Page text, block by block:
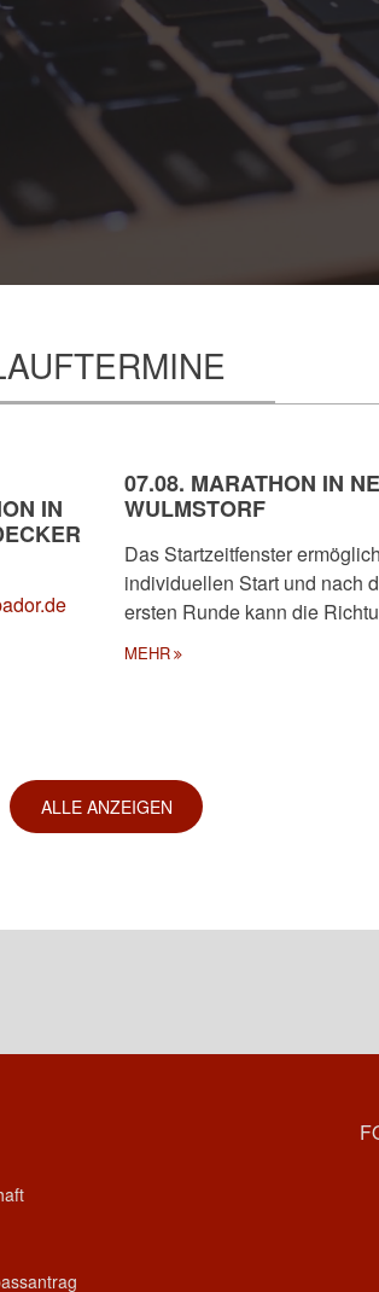
IN
07.08. MARATHON IN
WULMSTORF
Das Startzeitfenster
individuellen Start und nach
ersten Runde kann die
MEHR
ALLE ANZEIGEN